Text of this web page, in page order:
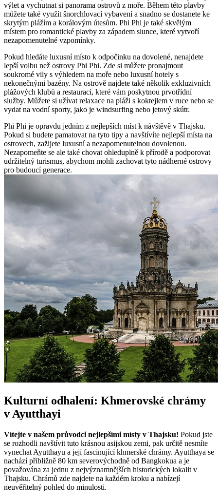
výlet a vychutnat si panorama ostrovů z moře. Během této plavby
můžete také využít šnorchlovací vybavení a snadno se dostanete ke
skrytým plážím a korálovým útesům. Phi Phi je také skvělým
místem pro romantické plavby za západem slunce, které vytvoří
nezapomenutelné vzpomínky.
Pokud hledáte luxusní místo k odpočinku na dovolené, nenajdete
lepší volbu než ostrovy Phi Phi. Zde si můžete pronajmout
soukromé vily s výhledem na moře nebo luxusní hotely s
nekonečnými bazény. Na ostrově najdete také několik exkluzivních
plážových klubů a restaurací, které vám poskytnou prvotřídní
služby. Můžete si užívat relaxace na pláži s koktejlem v ruce nebo se
vydat na vodní sporty, jako je windsurfing nebo jetový skútr.
Phi Phi je opravdu jedním z nejlepších míst k návštěvě v Thajsku.
Pokud si budete pamatovat na tyto tipy a navštívíte nejlepší místa na
ostrovech, zažijete luxusní a nezapomenutelnou dovolenou.
Nezapomeňte se ale také chovat ohleduplně k přírodě a podporovat
udržitelný turismus, abychom mohli zachovat tyto nádherné ostrovy
pro budoucí generace.
Kulturní odhalení: Khmerovské chrámy
v Ayutthayi
Vítejte v našem průvodci nejlepšími místy v Thajsku! Pokud jste
se rozhodli navštívit tuto krásnou asijskou zemi, pak určitě nesmíte
vynechat Ayutthayu a její fascinující khmerské chrámy. Ayutthaya se
nachází přibližně 80 km severovýchodně od Bangkokua a je
považována za jednu z nejvýznamnějších historických lokalit v
Thajsku. Chrámů zde najdete na každém kroku a nabízejí
neuvěřitelný pohled do minulosti.